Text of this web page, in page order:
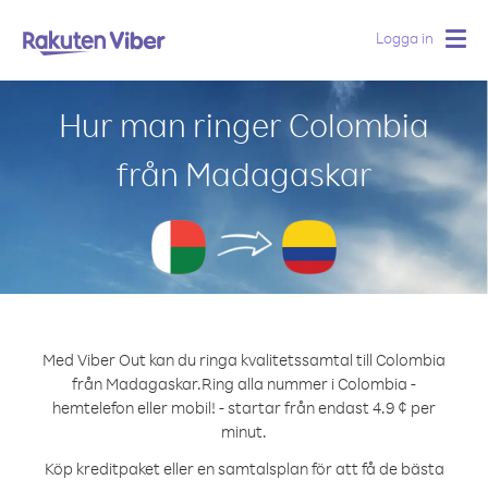
Logga in
Hur man ringer Colombia
från Madagaskar
Med Viber Out kan du ringa kvalitetssamtal till Colombia
från Madagaskar.Ring alla nummer i Colombia -
hemtelefon eller mobil! - startar från endast 4.9 ¢ per
minut.
Köp kreditpaket eller en samtalsplan för att få de bästa